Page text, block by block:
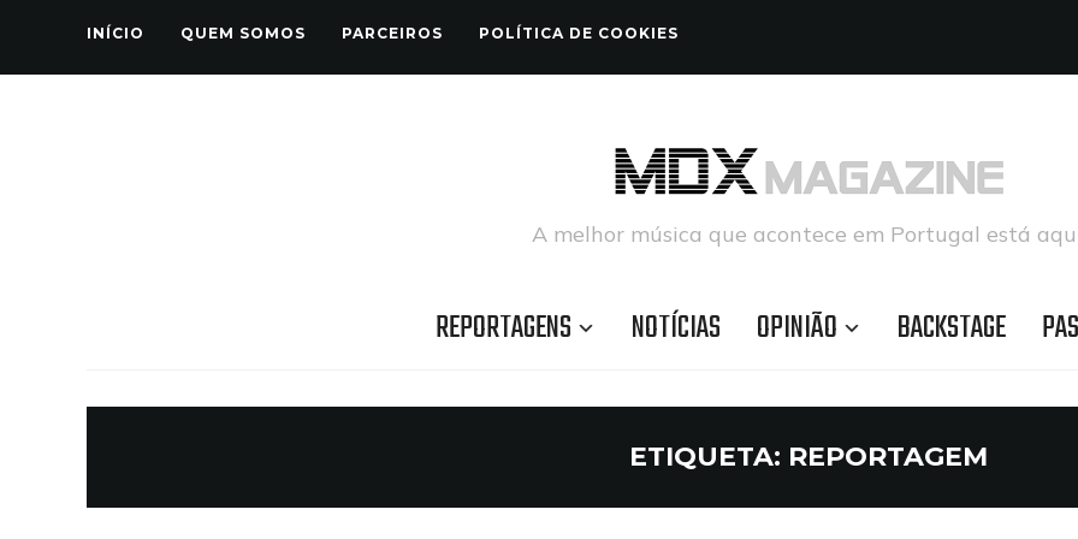
INÍCIO QUEM SOMOS PARCEIROS POLÍTICA DE COOKIES
A melhor música que acontece em Portugal está
REPORTAGENS NOTÍCIAS OPINIÃO BACKSTAGE
ETIQUETA: REPORTAGEM